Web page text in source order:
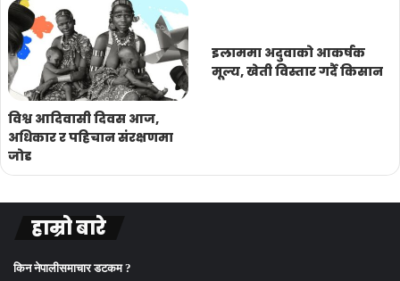
विश्व आदिवासी दिवस आज,
अधिकार र पहिचान संरक्षणमा
जोड
इलाममा अदुवाको आकर्षक
मूल्य, खेती विस्तार गर्दै किसान
हाम्रो बारे
किन नेपालीसमाचार डटकम ?